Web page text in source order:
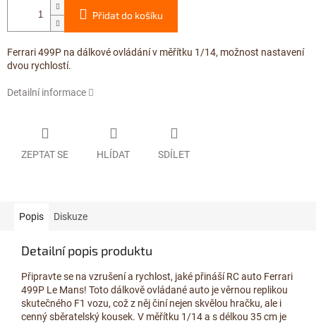
Přidat do košíku
Ferrari 499P na dálkové ovládání v měřítku 1/14, možnost nastavení
dvou rychlostí.
Detailní informace
ZEPTAT SE HLÍDAT SDÍLET
Popis Diskuze
Detailní popis produktu
Připravte se na vzrušení a rychlost, jaké přináší RC auto Ferrari
499P Le Mans! Toto dálkově ovládané auto je věrnou replikou
skutečného F1 vozu, což z něj činí nejen skvělou hračku, ale i
cenný sběratelský kousek. V měřítku 1/14 a s délkou 35 cm je